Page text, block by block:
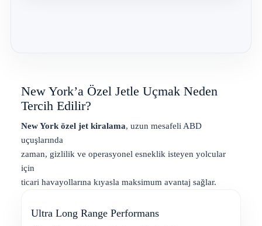
New York’a Özel Jetle Uçmak Neden
Tercih Edilir?
New York özel jet kiralama, uzun mesafeli ABD
uçuşlarında
zaman, gizlilik ve operasyonel esneklik isteyen yolcular
için
ticari havayollarına kıyasla maksimum avantaj sağlar.
Ultra Long Range Performans